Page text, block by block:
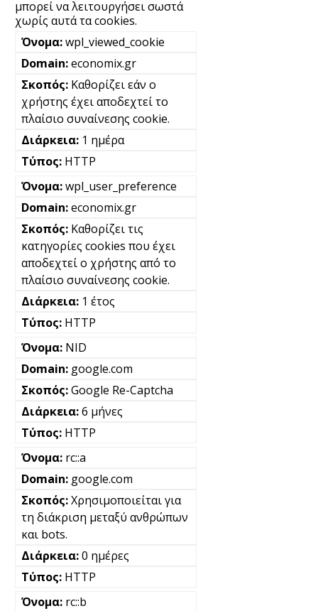
μπορεί να λειτουργήσει σωστά
χωρίς αυτά τα cookies.
wpl_viewed_cookie
economix.gr
Καθορίζει εάν ο
χρήστης έχει αποδεχτεί το
πλαίσιο συναίνεσης cookie.
1 ημέρα
HTTP
wpl_user_preference
economix.gr
Καθορίζει τις
κατηγορίες cookies που έχει
αποδεχτεί ο χρήστης από το
πλαίσιο συναίνεσης cookie.
1 έτος
HTTP
NID
google.com
Google Re-Captcha
6 μήνες
HTTP
rc::a
google.com
Χρησιμοποιείται για
τη διάκριση μεταξύ ανθρώπων
και bots.
0 ημέρες
HTTP
rc::b